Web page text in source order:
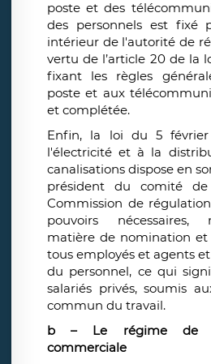
poste et des
des personnels est fixé
intérieur de l'autorité de
vertu de l’article 20 de la
fixant les règles
poste et aux
et complétée.
Enfin, la loi du 5
l'électricité et à la
canalisations dispose en
président du comité
Commission de
pouvoirs
matière de nomination
tous employés et agents
du personnel, ce qui
salariés privés, soumis
commun du travail.
b – Le régime de
commerciale